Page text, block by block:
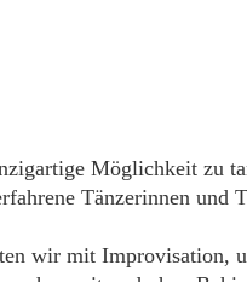
Möglichkeit zu
Tänzerinnen und
wir mit Improvisation,